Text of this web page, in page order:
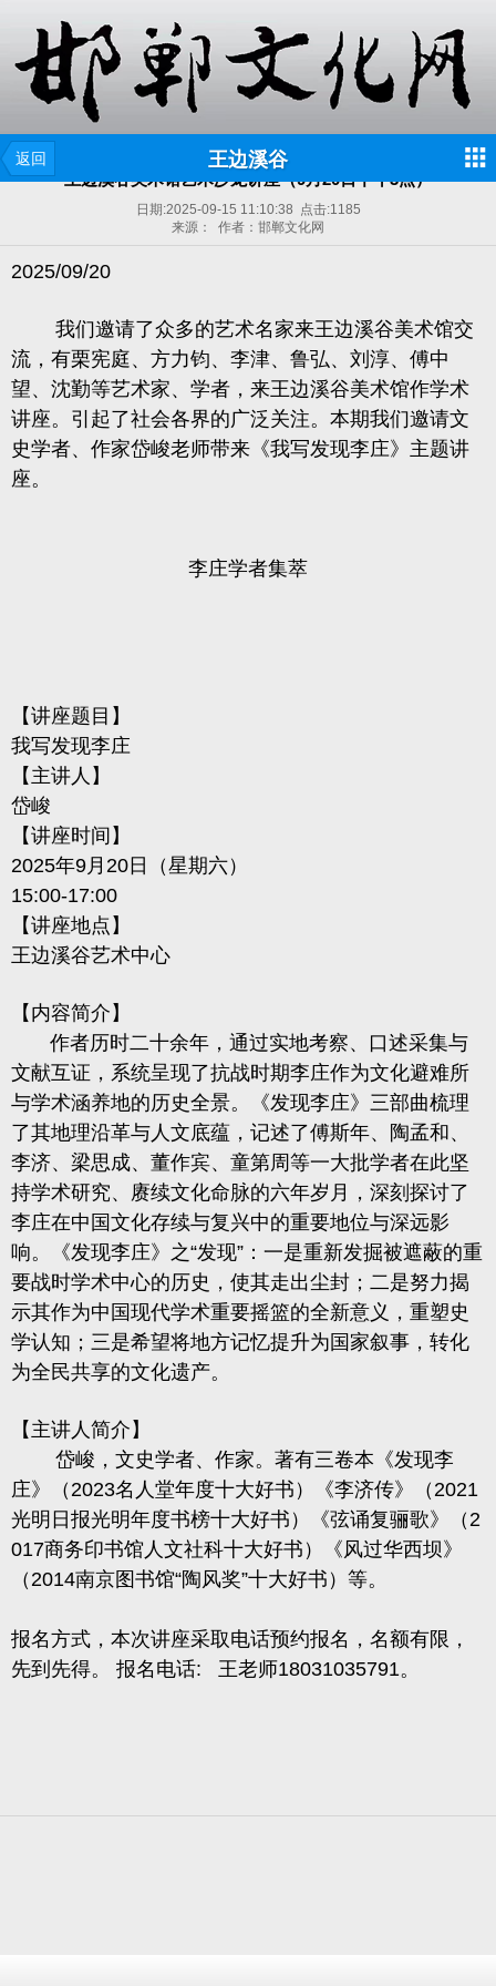
返回 王边溪谷
王边溪谷美术馆艺术沙龙讲座（9月20日下午3点）
日期:2025-09-15 11:10:38 点击:1185
来源： 作者：邯郸文化网
2025/09/20
我们邀请了众多的艺术名家来王边溪谷美术馆交
流 ， 有栗宪庭、方力钧、李津、鲁弘、刘淳、傅中
望、沈勤等艺术家、学者，来王边溪谷美术馆作学术
讲座。引起了社会各界的广泛关注。本期我们邀请文
史学者、作家岱峻老师带来《我写发现李庄》主题讲
座。
李庄学者集萃
【讲座题目】
我写发现李庄
【主讲人】
岱峻
【讲座时间】
2025年9月 20 日（星期六）
15:00-17:00
【讲座地点】
王边溪谷艺术中心
【内容简介】
作者历时二十余年，通过实地考察、口述采集与
文献互证，系统呈现了抗战时期李庄作为文化避难所
与学术涵养地的历史全景。《发现李庄》三部曲梳理
了其地理沿革与人文底蕴，记述了傅斯年、陶孟和、
李济、梁思成、董作宾、童第周等一大批学者在此坚
持学术研究、赓续文化命脉的六年岁月，深刻探讨了
李庄在中国文化存续与复兴中的重要地位与深远影
响。《发现李庄》之“发现” ：一是重新发掘被遮蔽的重
要战时学术中心的历史，使其走出尘封；二是努力揭
示其作为中国现代学术重要摇篮的全新意义，重塑史
学认知；三是希望将地方记忆提升为国家叙事，转化
为全民共享的文化遗产。
【主讲人简介】
岱峻，文史学者、作家。著有三卷本《发现李
庄》（ 2023名人堂年度十大好书）《李济传》（ 2021
光明日报光明年度书榜十大好书）《弦诵复骊歌》（ 2
017商务印书馆人文社科十大好书）《风过华西坝》
（ 2014南京图书馆“陶风奖”十大好书）等。
报名方式，本次讲座采取电话预约报名，名额有限，
先到先得。 报名电话: 王老师18031035791。